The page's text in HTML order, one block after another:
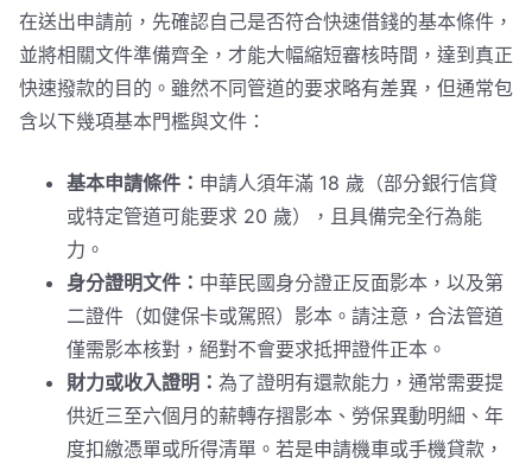
在送出申請前，先確認自己是否符合快速借錢的基本條件，
並將相關文件準備齊全，才能大幅縮短審核時間，達到真正
快速撥款的目的。雖然不同管道的要求略有差異，但通常包
含以下幾項基本門檻與文件：
基本申請條件： 申請人須年滿 18 歲（部分銀行信貸
或特定管道可能要求 20 歲），且具備完全行為能
力。
身分證明文件： 中華民國身分證正反面影本，以及第
二證件（如健保卡或駕照）影本。請注意，合法管道
僅需影本核對，絕對不會要求抵押證件正本。
財力或收入證明： 為了證明有還款能力，通常需要提
供近三至六個月的薪轉存摺影本、勞保異動明細、年
度扣繳憑單或所得清單。若是申請機車或手機貸款，